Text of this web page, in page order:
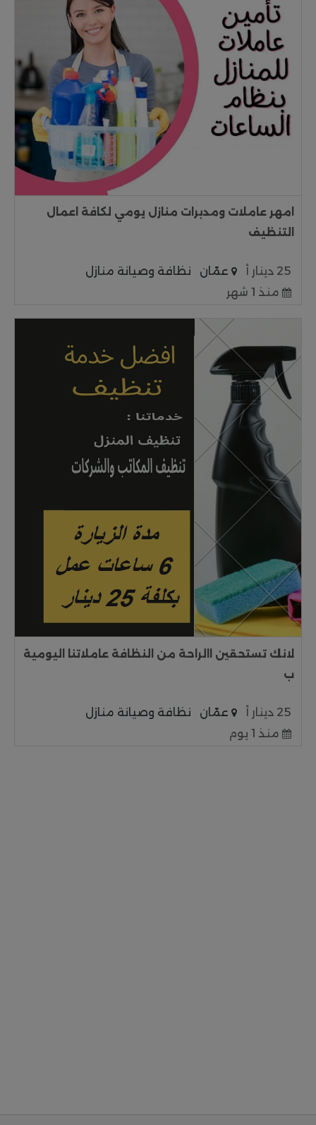
امهر عاملات ومدبرات منازل يومي لكافة اعمال
التنظيف
25 دينار أ عمّان
نظافة وصيانة منازل
منذ 1 شهر
لانك تستحقين االراحة من النظافة عاملاتنا اليومية
ب
25 دينار أ عمّان
نظافة وصيانة منازل
منذ 1 يوم